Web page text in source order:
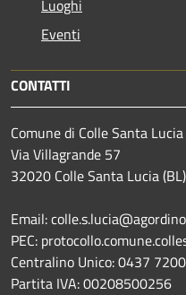
Luoghi
Eventi
CONTATTI
Comune di Colle Santa Lucia
Via Villagrande 57
32020 Colle Santa Lucia (BL)
Email:
PEC:
Centralino Unico: 0437
Partita IVA: 00208500256